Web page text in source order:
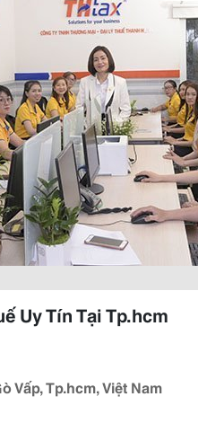
Uy Tín Tại Tp.hcm
Vấp, Tp.hcm, Việt Nam